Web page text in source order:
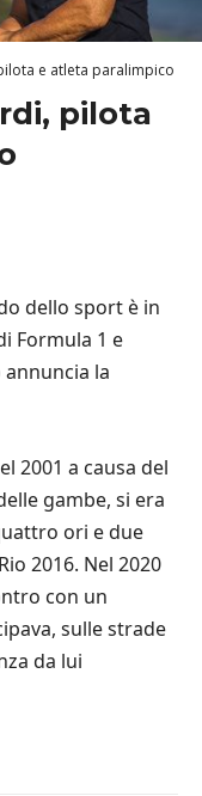
e atleta paralimpico
pilota
dello sport è in
Formula 1 e
la
2001 a causa del
gambe, si era
ori e due
2016. Nel 2020
con un
sulle strade
da lui